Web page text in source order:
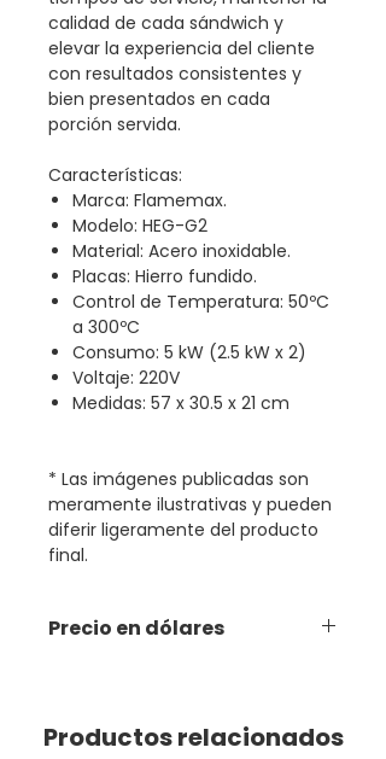
calidad de cada sándwich y
elevar la experiencia del cliente
con resultados consistentes y
bien presentados en cada
porción servida.
Características:
Marca: Flamemax.
Modelo: HEG-G2
Material: Acero inoxidable.
Placas: Hierro fundido.
Control de Temperatura: 50ºC
a 300ºC
Consumo: 5 kW (2.5 kW x 2)
Voltaje: 220V
Medidas: 57 x 30.5 x 21 cm
* Las imágenes publicadas son
meramente ilustrativas y pueden
diferir ligeramente del producto
final.
Precio en dólares
Productos relacionados